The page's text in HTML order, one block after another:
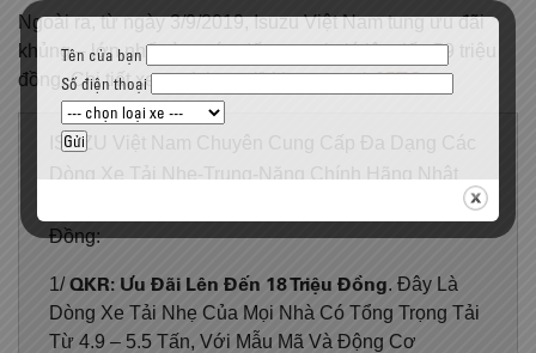
Ngoài ra, từ ngày 3/9/2019, Isuzu Việt Nam tung ưu đãi
khủng – lớn nhất từ trước đến nay trị giá lên đến 59 triệu
đồng. Chi tiết xem tại:https://bitly.com.vn/z95TO
ISUZU Việt Nam Chuyên Cung Cấp Đa Dạng Các
Bản Với Ưu Đãi Hấp Dẫn Trị Giá Lên Đến 59 Triệu
Đồng:
1/QKR: Ưu Đãi Lên Đến 18 Triệu Đồng. Đây Là
Dòng Xe Tải Nhẹ Của Mọi Nhà Có Tổng Trọng Tải
Từ 4.9 – 5.5 Tấn, Với Mẫu Mã Và Động Cơ
Tên của bạn
Số điện thoại